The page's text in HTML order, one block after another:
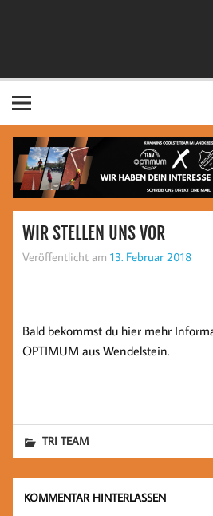
WIR STELLEN UNS VOR
Veröffentlicht am 13. Februar 2018
Bald bekommst du hier mehr
OPTIMUM aus Wendelstein.
TRI TEAM
KOMMENTAR HINTERLASSEN